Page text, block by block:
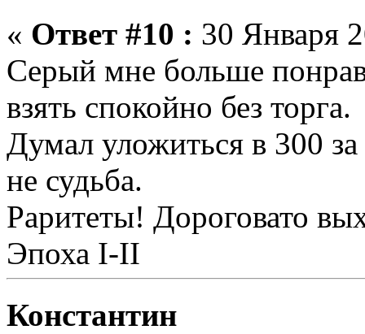
« Ответ #10 : 30 Января
Серый мне больше
взять спокойно без торга.
Думал уложиться в 300
не судьба.
Раритеты! Дороговато
Эпоха I-II
Константин